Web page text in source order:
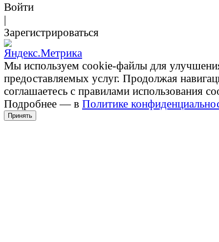
Войти
|
Зарегистрироваться
Мы используем cookie-файлы для
предоставляемых услуг. Продолжая
соглашаетесь с правилами использования
Подробнее — в Политике
Принять